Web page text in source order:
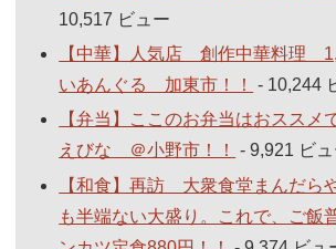
10,517 ビュー
【中華】人気店 創作中華料理
いあんぐる 加東市！！
- 10,244
【弁当】ここのお弁当はおススメ
えびな ＠小野市！！
- 9,921 ビ
【和食】再訪 大衆食堂まんだら
も半端ない大盛り。これで、ご飯